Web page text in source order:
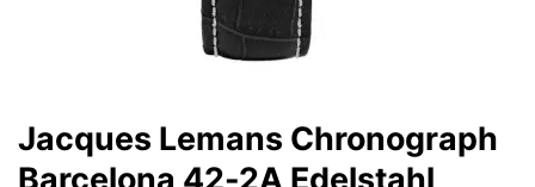
Jacques Lemans Chronograph
Barcelona 42-2A Edelstahl